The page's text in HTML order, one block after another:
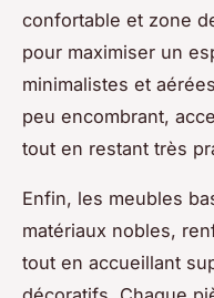
confortable et zone
pour maximiser un
minimalistes et
peu encombrant,
tout en restant très
Enfin, les meubles
matériaux nobles,
tout en accueillant